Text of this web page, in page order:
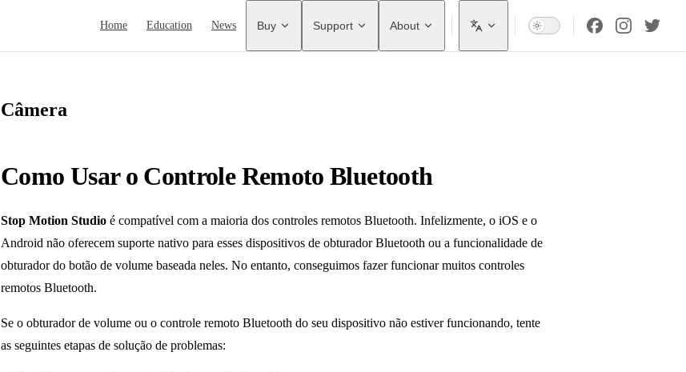
Home Education News Buy Support About
Câmera
Como Usar o Controle Remoto Bluetooth
Stop Motion Studio é compatível com a maioria dos controles remotos Bluetooth. Infelizmente, o iOS e o
Android não oferecem suporte nativo para esses dispositivos de obturador Bluetooth ou a funcionalidade de
obturador do botão de volume baseada neles. No entanto, conseguimos fazer funcionar muitos controles
remotos Bluetooth.
Se o obturador de volume ou o controle remoto Bluetooth do seu dispositivo não estiver funcionando, tente
as seguintes etapas de solução de problemas: